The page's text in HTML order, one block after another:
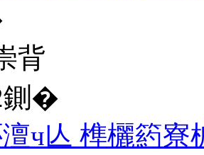
背
鍘�
ч亾 榫欐箹寮